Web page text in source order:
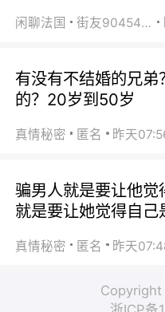
闲聊法国 街友90454511
有没有不结婚的兄
的？20岁到50岁
真情秘密 匿名 昨天
骗男人就是要让他觉
就是要让她觉得自己
真情秘密 匿名 昨天